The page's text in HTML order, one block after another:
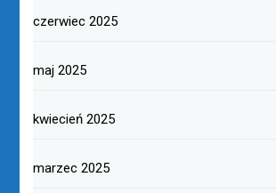
czerwiec 2025
maj 2025
kwiecień 2025
marzec 2025